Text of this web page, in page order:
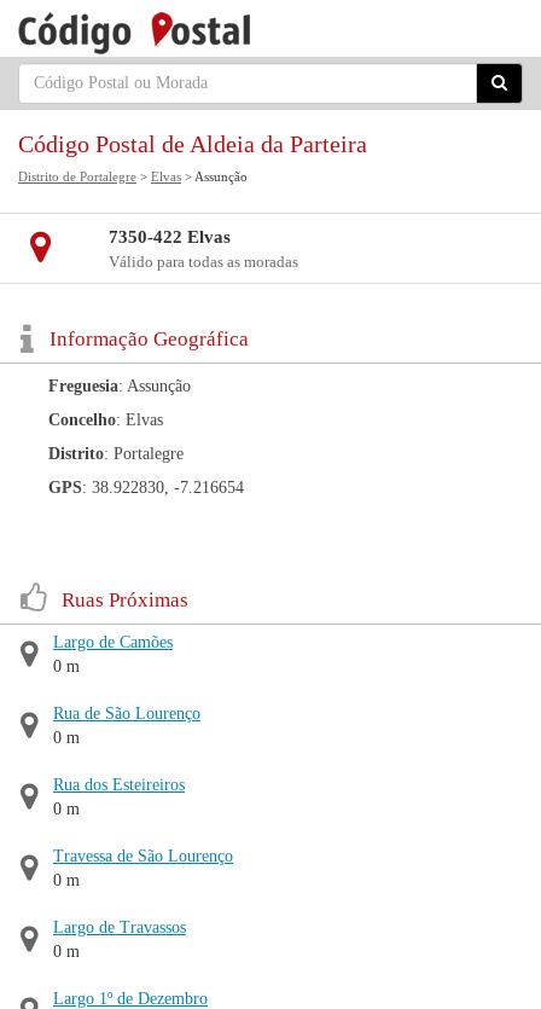
Código Postal de Aldeia da Parteira
Distrito de Portalegre > Elvas > Assunção
7350-422 Elvas
Válido para todas as moradas
Informação Geográfica
Freguesia: Assunção
Concelho: Elvas
Distrito: Portalegre
GPS: 38.922830, -7.216654
Ruas Próximas
Largo de Camões
0 m
Rua de São Lourenço
0 m
Rua dos Esteireiros
0 m
Travessa de São Lourenço
0 m
Largo de Travassos
0 m
Largo 1º de Dezembro